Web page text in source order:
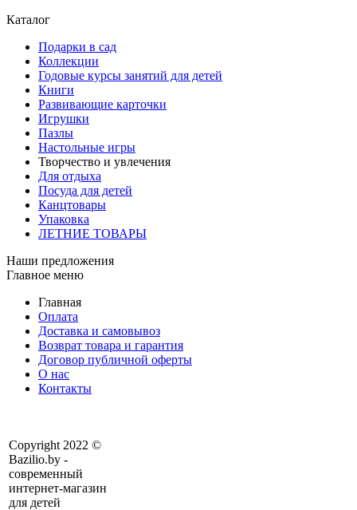
Каталог
Подарки в сад
Коллекции
Годовые курсы занятий для детей
Книги
Развивающие карточки
Игрушки
Пазлы
Настольные игры
Творчество и увлечения
Для отдыха
Посуда для детей
Канцтовары
Упаковка
ЛЕТНИЕ ТОВАРЫ
Наши предложения
Главное меню
Главная
Оплата
Доставка и самовывоз
Возврат товара и гарантия
Договор публичной оферты
О нас
Контакты
Copyright 2022 ©
Bazilio.by -
современный
интернет-магазин
для детей